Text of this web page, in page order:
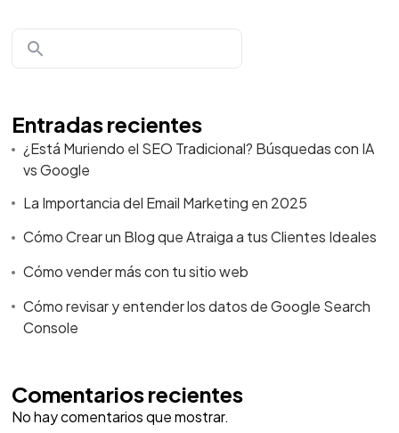
Entradas recientes
¿Está Muriendo el SEO Tradicional? Búsquedas con IA
vs Google
La Importancia del Email Marketing en 2025
Cómo Crear un Blog que Atraiga a tus Clientes Ideales
Cómo vender más con tu sitio web
Cómo revisar y entender los datos de Google Search
Console
Comentarios recientes
No hay comentarios que mostrar.